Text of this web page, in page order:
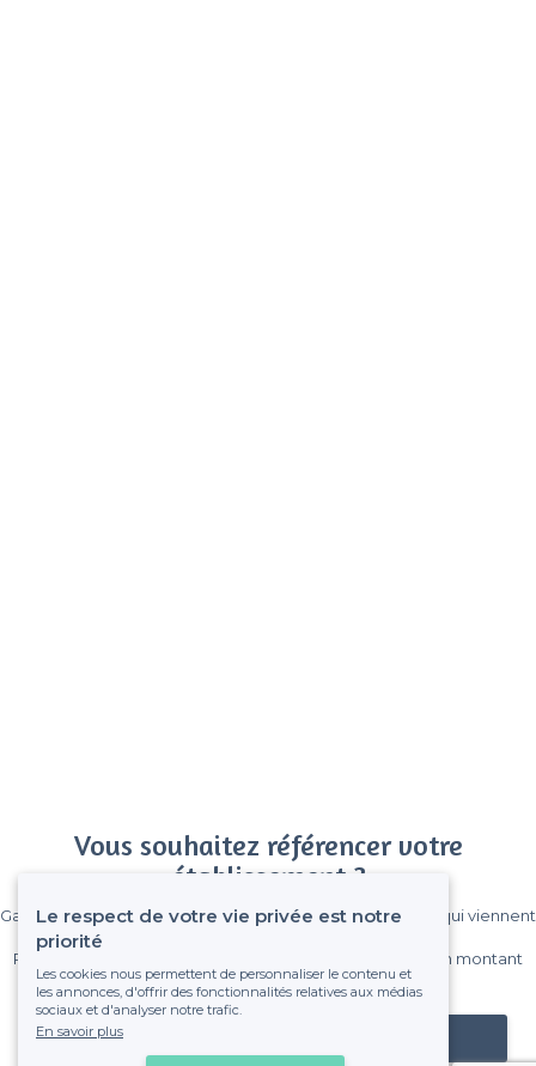
Vous souhaitez référencer votre
établissement ?
Gagnez de nombreux clients parmi le million de visiteurs qui viennent
Pas de commissions et sans engagement, vous payez un montant
fixe sans risque de voir déraper la facture.
Référencer mon établissement
Le respect de votre vie privée est notre
priorité
Les cookies nous permettent de personnaliser le contenu et
les annonces, d'offrir des fonctionnalités relatives aux médias
sociaux et d'analyser notre trafic.
En savoir plus